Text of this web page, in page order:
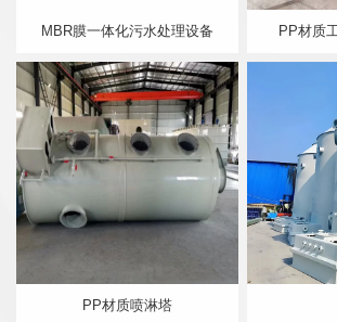
MBR膜一体化污水处理设备 PP材质
PP材质喷淋塔